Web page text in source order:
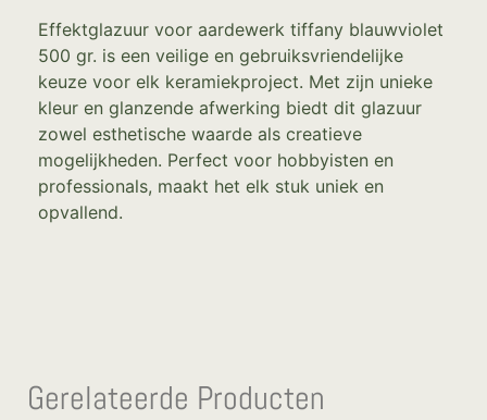
Effektglazuur voor aardewerk tiffany blauwviolet
500 gr. is een veilige en gebruiksvriendelijke
keuze voor elk keramiekproject. Met zijn unieke
kleur en glanzende afwerking biedt dit glazuur
zowel esthetische waarde als creatieve
mogelijkheden. Perfect voor hobbyisten en
professionals, maakt het elk stuk uniek en
opvallend.
Gerelateerde Producten